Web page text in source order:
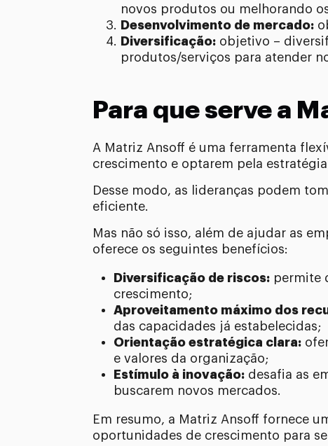
novos produtos ou melhorando
Desenvolvimento de mercado:
Diversificação: objetivo –
produtos/serviços para atender
Para que serve a
A Matriz Ansoff é uma ferramenta
crescimento e optarem pela
Desse modo, as lideranças podem
eficiente.
Mas não só isso, além de ajudar as
oferece os seguintes benefícios:
Diversificação de riscos: permite
crescimento;
Aproveitamento máximo dos
das capacidades já estabelecidas;
Orientação estratégica clara:
e valores da organização;
Estímulo à inovação: desafia as
buscarem novos mercados.
Em resumo, a Matriz Ansoff fornece
oportunidades de crescimento para